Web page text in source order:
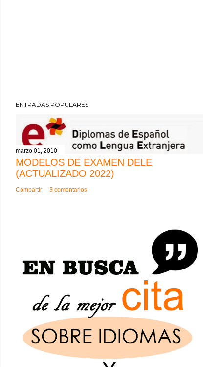
ENTRADAS POPULARES
marzo 01, 2010
MODELOS DE EXAMEN DELE
(ACTUALIZADO 2022)
Compartir 3 comentarios